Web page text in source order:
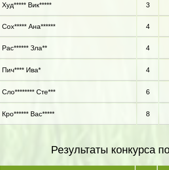
Худ***** Вик***** 3
Сох***** Ана****** 4
Рас****** Зла** 4
Пич**** Ива* 4
Сло******** Сте*** 6
Кро****** Вас***** 8
Результаты конкурса